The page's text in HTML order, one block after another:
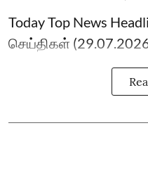
Today Top News
செய்திகள்